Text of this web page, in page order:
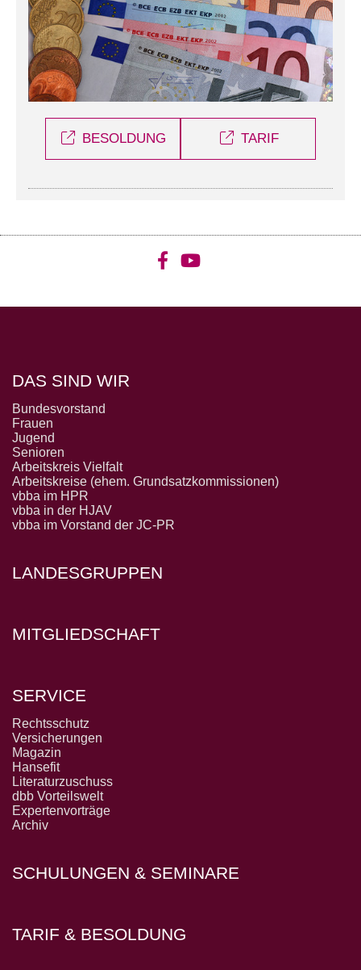
BESOLDUNG TARIF
DAS SIND WIR
Bundesvorstand
Frauen
Jugend
Senioren
Arbeitskreis Vielfalt
Arbeitskreise (ehem. Grundsatzkommissionen)
vbba im HPR
vbba in der HJAV
vbba im Vorstand der JC-PR
LANDESGRUPPEN
MITGLIEDSCHAFT
SERVICE
Rechtsschutz
Versicherungen
Magazin
Hansefit
Literaturzuschuss
dbb Vorteilswelt
Expertenvorträge
Archiv
SCHULUNGEN & SEMINARE
TARIF & BESOLDUNG